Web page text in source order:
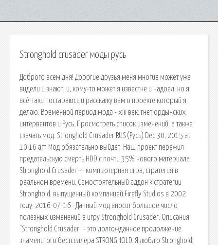
Stronghold crusader моды русь
Доброго всем дня! Дорогие друзья меня многие может уже
видели и знают, и, кому-то может я известне и надоел, но я
всё-таки постараюсь и расскажу вам о проекте который я
делаю. Временной период мода - xiii век: гнет ордынских
интервентов и Русь. Просмотреть список изменений, а также
скачать мод. Stronghold Crusader RUS (Русь) Dec 30, 2015 at
10:16 am Мод обязательно выйдет. Наш проект пережил
предательскую смерть HDD с почти 35% нового материала.
Stronghold Crusader — компьютерная игра, стратегия в
реальном времени. Самостоятельный аддон к стратегии
Stronghold, выпущенный компанией Firefly Studios в 2002
году. 2016-07-16 · Данный мод вносит большое число
полезных изменений в игру Stronghold Crusader. Описания:
"Stronghold Crusader" - это долгожданное продолжение
знаменитого бестселлера STRONGHOLD. Я люблю Stronghold,